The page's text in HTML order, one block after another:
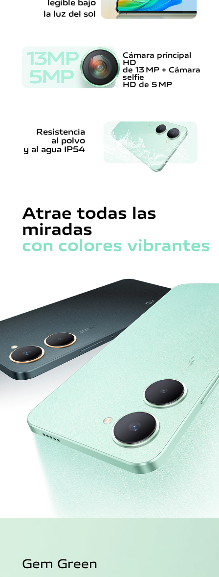
la luz del sol
Cámara principal
HD
de 13 MP + Cámara
selfie
HD de 5 MP
Resistencia
al polvo
y al agua IP54
Atrae todas las
miradas
con colores vibrantes
Gem Green